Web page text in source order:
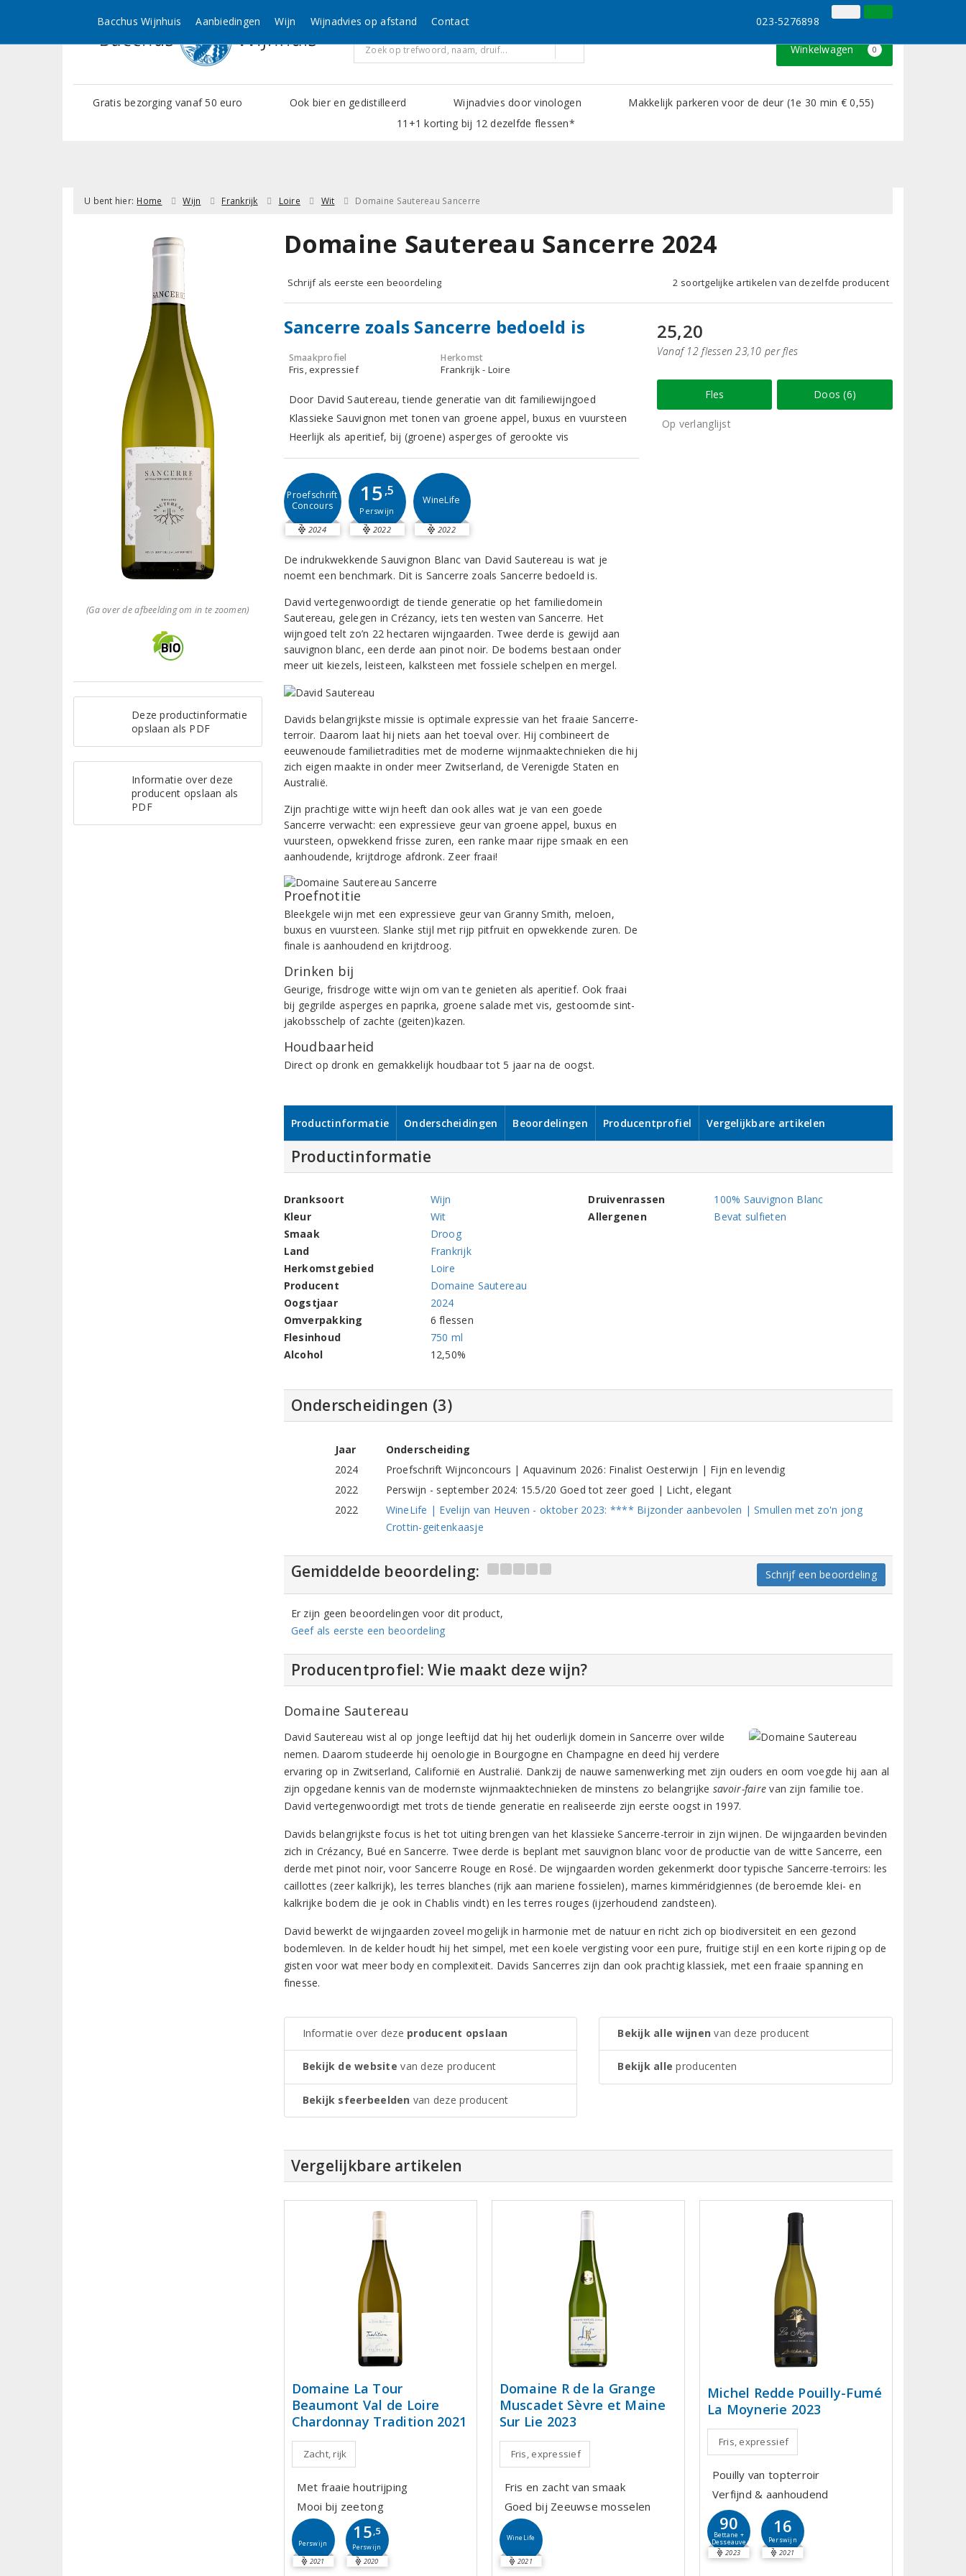
023-5276898 Inloggen Klantenservice
Winkelwagen 0
Gratis bezorging vanaf 50 euro Ook bier en gedistilleerd Wijnadvies door vinologen
Makkelijk parkeren voor de deur (1e 30 min € 0,55)
11+1 korting bij 12 dezelfde flessen*
Bacchus Wijnhuis Aanbiedingen Wijn Wijnadvies op afstand Contact 023-5276898
U bent hier: Home Wijn Frankrijk Loire Wit Domaine Sautereau Sancerre
(Ga over de afbeelding om in te zoomen)
Deze productinformatie
opslaan als PDF
Informatie over deze
producent opslaan als
PDF
Domaine Sautereau Sancerre 2024
Schrijf als eerste een beoordeling 2 soortgelijke artikelen van dezelfde producent
Sancerre zoals Sancerre bedoeld is
Smaakprofiel
Fris, expressief
Herkomst
Frankrijk - Loire
Door David Sautereau, tiende generatie van dit familiewijngoed
Klassieke Sauvignon met tonen van groene appel, buxus en vuursteen
Heerlijk als aperitief, bij (groene) asperges of gerookte vis
Proefschrift
Concours
2024
15,5
Perswijn
2022
WineLife
2022
De indrukwekkende Sauvignon Blanc van David Sautereau is wat je
noemt een benchmark. Dit is Sancerre zoals Sancerre bedoeld is.
David vertegenwoordigt de tiende generatie op het familiedomein
Sautereau, gelegen in Crézancy, iets ten westen van Sancerre. Het
wijngoed telt zo’n 22 hectaren wijngaarden. Twee derde is gewijd aan
sauvignon blanc, een derde aan pinot noir. De bodems bestaan onder
meer uit kiezels, leisteen, kalksteen met fossiele schelpen en mergel.
Davids belangrijkste missie is optimale expressie van het fraaie Sancerre-
terroir. Daarom laat hij niets aan het toeval over. Hij combineert de
eeuwenoude familietradities met de moderne wijnmaaktechnieken die hij
zich eigen maakte in onder meer Zwitserland, de Verenigde Staten en
Australië.
Zijn prachtige witte wijn heeft dan ook alles wat je van een goede
Sancerre verwacht: een expressieve geur van groene appel, buxus en
vuursteen, opwekkend frisse zuren, een ranke maar rijpe smaak en een
aanhoudende, krijtdroge afdronk. Zeer fraai!
Proefnotitie
Bleekgele wijn met een expressieve geur van Granny Smith, meloen,
buxus en vuursteen. Slanke stijl met rijp pitfruit en opwekkende zuren. De
finale is aanhoudend en krijtdroog.
Drinken bij
Geurige, frisdroge witte wijn om van te genieten als aperitief. Ook fraai
bij gegrilde asperges en paprika, groene salade met vis, gestoomde sint-
jakobsschelp of zachte (geiten)kazen.
Houdbaarheid
Direct op dronk en gemakkelijk houdbaar tot 5 jaar na de oogst.
25,20
Vanaf 12 flessen 23,10 per fles
Fles Doos (6)
Op verlanglijst
Productinformatie Onderscheidingen Beoordelingen Producentprofiel Vergelijkbare artikelen
Productinformatie
Dranksoort
Wijn
Kleur
Wit
Smaak
Droog
Land
Frankrijk
Herkomstgebied
Loire
Producent
Domaine Sautereau
Oogstjaar
2024
Omverpakking
6 flessen
Flesinhoud
750 ml
Alcohol
12,50%
Druivenrassen
100% Sauvignon Blanc
Allergenen
Bevat sulfieten
Onderscheidingen (3)
Jaar
Onderscheiding
2024
Proefschrift Wijnconcours | Aquavinum 2026: Finalist Oesterwijn | Fijn en levendig
2022
Perswijn - september 2024: 15.5/20 Goed tot zeer goed | Licht, elegant
2022
WineLife | Evelijn van Heuven - oktober 2023: **** Bijzonder aanbevolen | Smullen met zo'n jong
Crottin-geitenkaasje
Gemiddelde beoordeling: Schrijf een beoordeling
Er zijn geen beoordelingen voor dit product,
Geef als eerste een beoordeling
Producentprofiel: Wie maakt deze wijn?
Domaine Sautereau
David Sautereau wist al op jonge leeftijd dat hij het ouderlijk domein in Sancerre over wilde
nemen. Daarom studeerde hij oenologie in Bourgogne en Champagne en deed hij verdere
ervaring op in Zwitserland, Californië en Australië. Dankzij de nauwe samenwerking met zijn ouders en oom voegde hij aan al
zijn opgedane kennis van de modernste wijnmaaktechnieken de minstens zo belangrijke savoir-faire van zijn familie toe.
David vertegenwoordigt met trots de tiende generatie en realiseerde zijn eerste oogst in 1997.
Davids belangrijkste focus is het tot uiting brengen van het klassieke Sancerre-terroir in zijn wijnen. De wijngaarden bevinden
zich in Crézancy, Bué en Sancerre. Twee derde is beplant met sauvignon blanc voor de productie van de witte Sancerre, een
derde met pinot noir, voor Sancerre Rouge en Rosé. De wijngaarden worden gekenmerkt door typische Sancerre-terroirs: les
caillottes (zeer kalkrijk), les terres blanches (rijk aan mariene fossielen), marnes kimméridgiennes (de beroemde klei- en
kalkrijke bodem die je ook in Chablis vindt) en les terres rouges (ijzerhoudend zandsteen).
David bewerkt de wijngaarden zoveel mogelijk in harmonie met de natuur en richt zich op biodiversiteit en een gezond
bodemleven. In de kelder houdt hij het simpel, met een koele vergisting voor een pure, fruitige stijl en een korte rijping op de
gisten voor wat meer body en complexiteit. Davids Sancerres zijn dan ook prachtig klassiek, met een fraaie spanning en
finesse.
Informatie over deze producent opslaan
Bekijk de website van deze producent
Bekijk sfeerbeelden van deze producent
Bekijk alle wijnen van deze producent
Bekijk alle producenten
Vergelijkbare artikelen
Domaine La Tour
Beaumont Val de Loire
Chardonnay Tradition 2021
Zacht, rijk
Met fraaie houtrijping
Mooi bij zeetong
Perswijn
2021
15,5
Perswijn
2020
Domaine R de la Grange
Muscadet Sèvre et Maine
Sur Lie 2023
Fris, expressief
Fris en zacht van smaak
Goed bij Zeeuwse mosselen
WineLife
2021
Michel Redde Pouilly-Fumé
La Moynerie 2023
Fris, expressief
Pouilly van topterroir
Verfijnd & aanhoudend
90
Bettane +
Desseauve
2023
16
Perswijn
2021